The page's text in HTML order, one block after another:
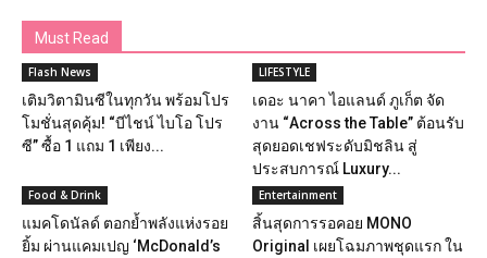
Must Read
Flash News
เติมวิตามินซีในทุกวัน พร้อมโปร
โมชั่นสุดคุ้ม! “บีไชน์ ไบโอ โปร
ซี” ซื้อ 1 แถม 1 เพียง...
LIFESTYLE
เดอะ นาคา ไอแลนด์ ภูเก็ต จัด
งาน “Across the Table” ต้อนรับ
สุดยอดเชฟระดับมิชลิน สู่
ประสบการณ์ Luxury...
Food & Drink
แมคโดนัลด์ ตอกย้ำพลังแห่งรอย
ยิ้ม ผ่านแคมเปญ ‘McDonald’s
Entertainment
สิ้นสุดการรอคอย MONO
Original เผยโฉมภาพชุดแรก ใน